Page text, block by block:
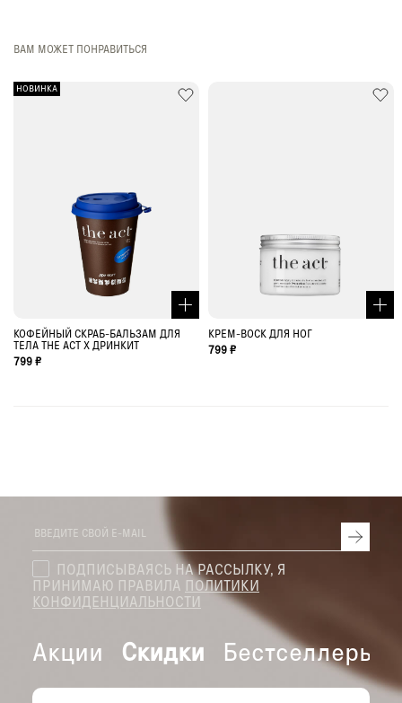
ВАМ МОЖЕТ ПОНРАВИТЬСЯ
НОВИНКА
КОФЕЙНЫЙ СКРАБ-БАЛЬЗАМ ДЛЯ
ТЕЛА THE ACT X ДРИНКИТ
799 ₽
КРЕМ-ВОСК ДЛЯ НОГ
799 ₽
ПОДПИСЫВАЯСЬ НА РАССЫЛКУ, Я
ПРИНИМАЮ ПРАВИЛА ПОЛИТИКИ
КОНФИДЕНЦИАЛЬНОСТИ
Акции Скидки Бестселлеры